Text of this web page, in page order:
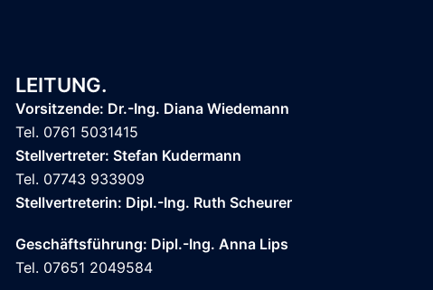
LEITUNG.
Vorsitzende: Dr.-Ing. Diana Wiedemann
Tel. 0761 5031415
Stellvertreter: Stefan Kudermann
Tel. 07743 933909
Stellvertreterin: Dipl.-Ing. Ruth Scheurer
Geschäftsführung: Dipl.-Ing. Anna Lips
Tel. 07651 2049584